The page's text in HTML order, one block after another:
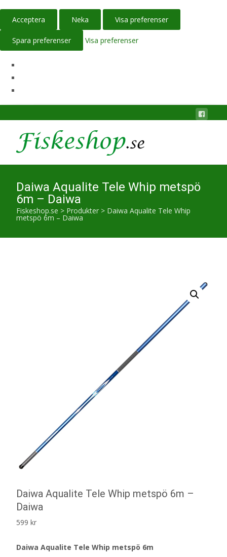
Acceptera Neka Visa preferenser
Spara preferenser Visa preferenser
Daiwa Aqualite Tele Whip metspö
6m – Daiwa
Fiskeshop.se > Produkter > Daiwa Aqualite Tele Whip
metspö 6m – Daiwa
Daiwa Aqualite Tele Whip metspö 6m –
Daiwa
599 kr
Daiwa Aqualite Tele Whip metspö 6m